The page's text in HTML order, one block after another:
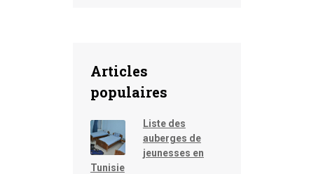
Articles
populaires
Liste des
auberges de
jeunesses en
Tunisie